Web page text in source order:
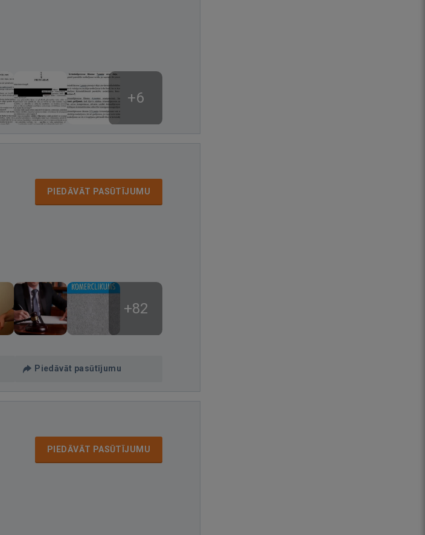
+6
PIEDĀVĀT PASŪTĪJUMU
+82
Piedāvāt pasūtījumu
PIEDĀVĀT PASŪTĪJUMU